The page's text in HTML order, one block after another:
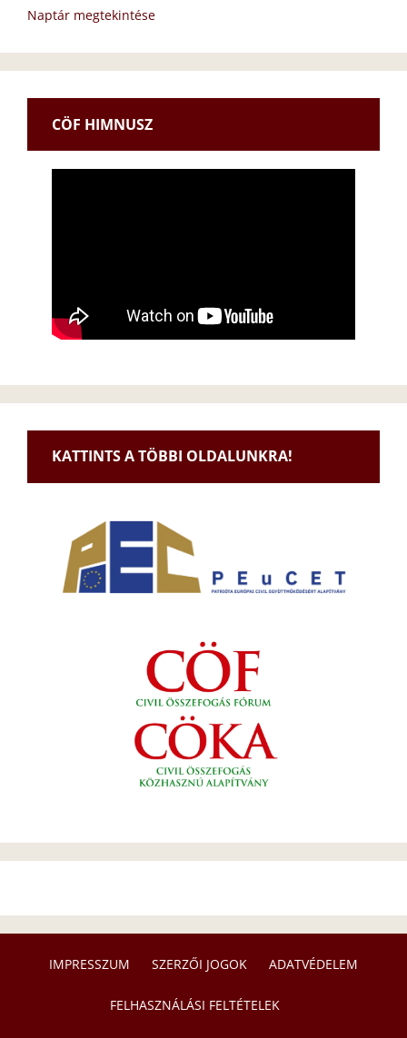
Naptár megtekintése
CÖF HIMNUSZ
KATTINTS A TÖBBI OLDALUNKRA!
IMPRESSZUM SZERZŐI JOGOK ADATVÉDELEM
FELHASZNÁLÁSI FELTÉTELEK